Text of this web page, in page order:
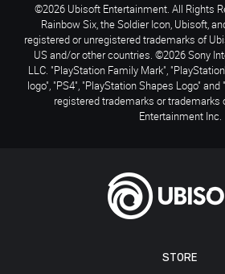
STORE
©2026 Ubisoft Entertainment. All Rights
Rainbow Six, the Soldier Icon, Ubisoft,
registered or unregistered trademarks of
US and/or other countries. ©2026 Sony
LLC. "PlayStation Family Mark",
logo", "PS4", "PlayStation Shapes Logo"
registered trademarks or trademarks
Entertainment Inc.